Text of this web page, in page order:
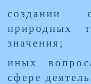
создании
природных
значения;
иных
сфере